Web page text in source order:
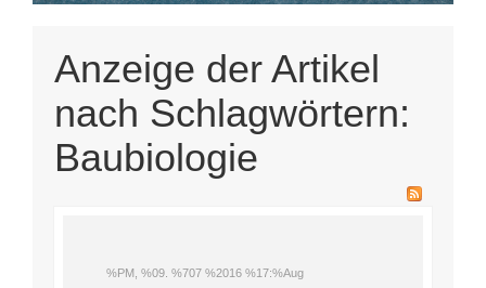
Anzeige der Artikel
nach Schlagwörtern:
Baubiologie
%PM, %09. %707 %2016 %17:%Aug